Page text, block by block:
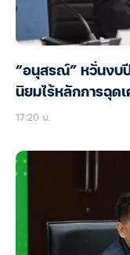
“อนุสรณ์” หวั่นงบปี
นิยมไร้หลักการฉุด
17:20 น.